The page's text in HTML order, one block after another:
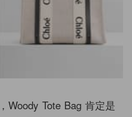
，Woody Tote Bag 肯定是